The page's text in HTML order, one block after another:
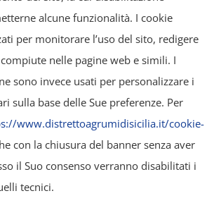
sono di proprietà del "Distretto Produttivo Agrumi di
dal diritto d’autore. È pertanto vietato copiarli,
commercializzarli, distribuirli, anche soltanto in
presenti su questo sito, disponibili gratuitamente
da intendere esclusivamente per uso personale.
sempre gratuitamente e senza alcun fine
grafica, layout), mantenendo chiaramente
Agrumi di Sicilia" come titolare del contenuto. Ogni
alcune funzionalità. I cookie
per monitorare l’uso del sito, redigere
nelle pagine web e simili. I
sono invece usati per personalizzare i
sulla base delle Sue preferenze. Per
www.distrettoagrumidisicilia.it/cookie-
con la chiusura del banner senza aver
il Suo consenso verranno disabilitati i
tecnici.